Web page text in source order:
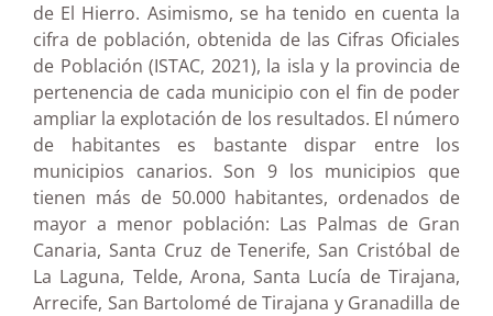
de El Hierro. Asimismo, se ha tenido en cuenta la
cifra de población, obtenida de las Cifras Oficiales
de Población (ISTAC, 2021), la isla y la provincia de
pertenencia de cada municipio con el fin de poder
ampliar la explotación de los resultados. El número
de habitantes es bastante dispar entre los
municipios canarios. Son 9 los municipios que
tienen más de 50.000 habitantes, ordenados de
mayor a menor población: Las Palmas de Gran
Canaria, Santa Cruz de Tenerife, San Cristóbal de
La Laguna, Telde, Arona, Santa Lucía de Tirajana,
Arrecife, San Bartolomé de Tirajana y Granadilla de